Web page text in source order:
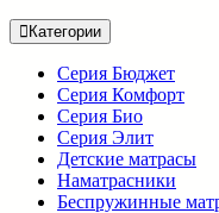
Категории
Серия Бюджет
Серия Комфорт
Серия Био
Серия Элит
Детские матрасы
Наматрасники
Беспружинные